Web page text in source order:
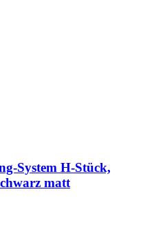
System H-Stück,
matt